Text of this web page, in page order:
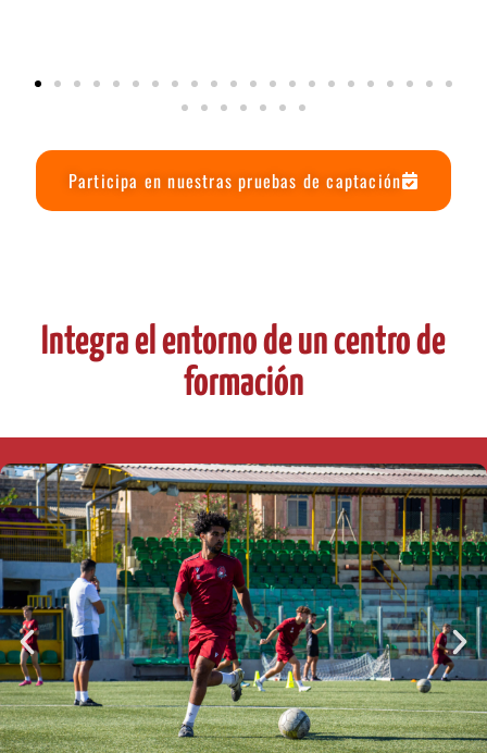
Participa en nuestras pruebas de captación
Integra el entorno de un centro de
formación